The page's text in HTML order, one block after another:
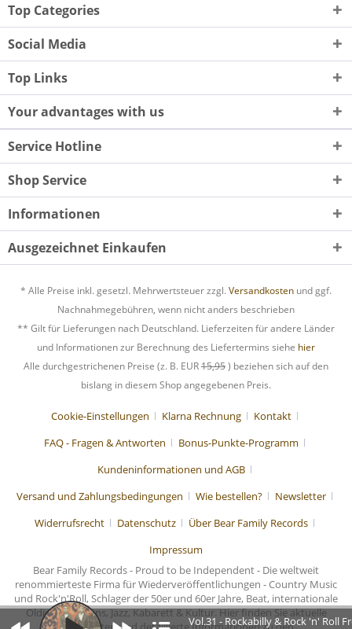
Top Categories
Social Media
Top Links
Your advantages with us
Service Hotline
Shop Service
Informationen
Ausgezeichnet Einkaufen
* Alle Preise inkl. gesetzl. Mehrwertsteuer zzgl. Versandkosten und ggf.
Nachnahmegebühren, wenn nicht anders beschrieben
** Gilt für Lieferungen nach Deutschland. Lieferzeiten für andere Länder
und Informationen zur Berechnung des Liefertermins siehe hier
Alle durchgestrichenen Preise (z. B. EUR15,95) beziehen sich auf den
bislang in diesem Shop angegebenen Preis.
Cookie-Einstellungen Klarna Rechnung
Kontakt
FAQ - Fragen & Antworten
Bonus-Punkte-Programm
Kundeninformationen und AGB
Versand und Zahlungsbedingungen
Wie bestellen?
Newsletter
Widerrufsrecht
Datenschutz
Über Bear Family Records
Impressum
Bear Family Records - Proud to be Independent - Die weltweit
renommierteste Firma für Wiederveröffentlichungen - Country Music
und Rock'n'Roll, Schlager der 50er und 60er Jahre, Beat, internationale
Oldies, Chansons, Jazz, Kabarett & Kultur. Hier finden Sie aktuelle
Vol.31 - Rockabilly & Rock 'n' Roll